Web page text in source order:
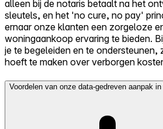
alleen bij de notaris betaalt na het
sleutels, en het 'no cure, no pay'
ernaar onze klanten een zorgeloze
woningaankoop ervaring te bieden.
je te begeleiden en te ondersteunen,
hoeft te maken over verborgen
Voordelen van onze data-gedreven aanpak